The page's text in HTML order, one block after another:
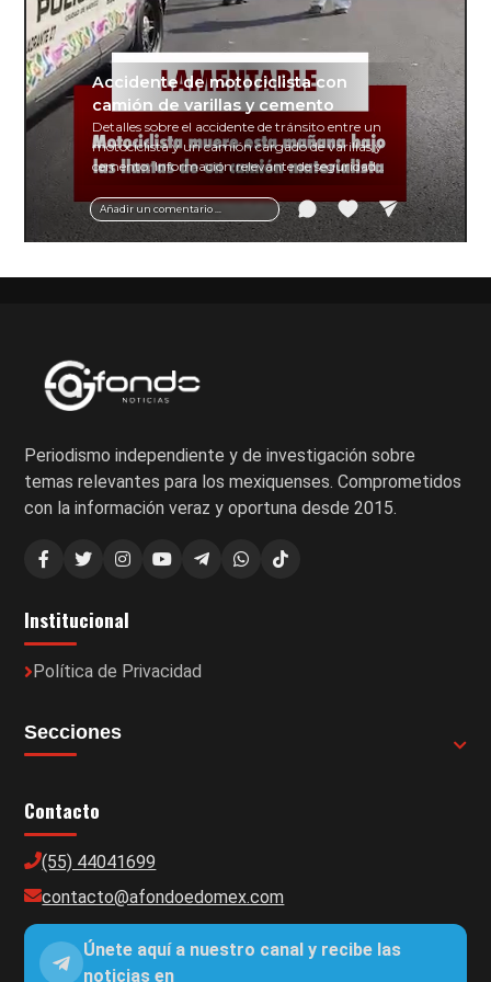
Añadir un comentario ...
Accidente de motociclista con
camión de varillas y cemento
Detalles sobre el accidente de tránsito entre un
motociclista y un camión cargado de varillas y
cemento. Información relevante de seguridad
vial y recomendaciones para motociclistas.
Periodismo independiente y de investigación sobre
temas relevantes para los mexiquenses. Comprometidos
con la información veraz y oportuna desde 2015.
Institucional
Política de Privacidad
Secciones
Contacto
(55) 44041699
contacto@afondoedomex.com
Únete aquí a nuestro canal y recibe las
noticias en